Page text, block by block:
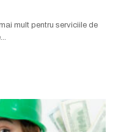
mult pentru serviciile de